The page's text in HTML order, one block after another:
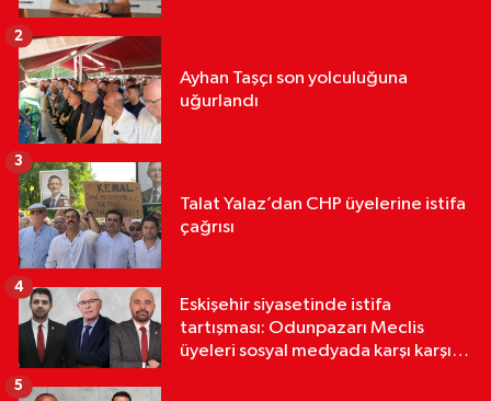
Ayhan Taşçı son yolculuğuna
uğurlandı
2
Talat Yalaz’dan CHP üyelerine istifa
çağrısı
3
Eskişehir siyasetinde istifa
tartışması: Odunpazarı Meclis
üyeleri sosyal medyada karşı karşıya
4
5